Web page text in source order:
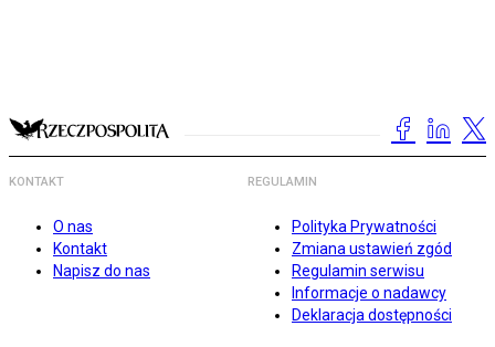
KONTAKT
O nas
Kontakt
Napisz do nas
REGULAMIN
Polityka Prywatności
Zmiana ustawień zgód
Regulamin serwisu
Informacje o nadawcy
Deklaracja dostępności